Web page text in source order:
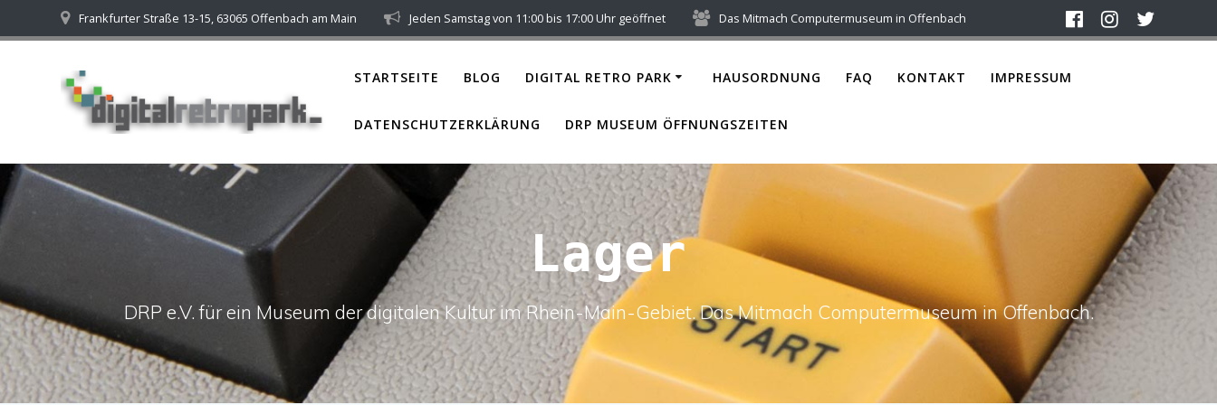
to
Frankfurter Straße 13-15, 63065 Offenbach am Main Jeden Samstag von 11:00 bis 17:00 Uhr geöffnet Das Mitmach Computermuseum in Offenbach
STARTSEITE BLOG DIGITAL RETRO PARK HAUSORDNUNG FAQ KONTAKT IMPRESSUM
DATENSCHUTZERKLÄRUNG DRP MUSEUM ÖFFNUNGSZEITEN
Lager
DRP e.V. für ein Museum der digitalen Kultur im Rhein-Main-Gebiet. Das Mitmach Computermuseum in Offenbach.